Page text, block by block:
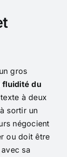
gros
fluidité du
à deux
sortir un
négocient
ou doit être
avec sa